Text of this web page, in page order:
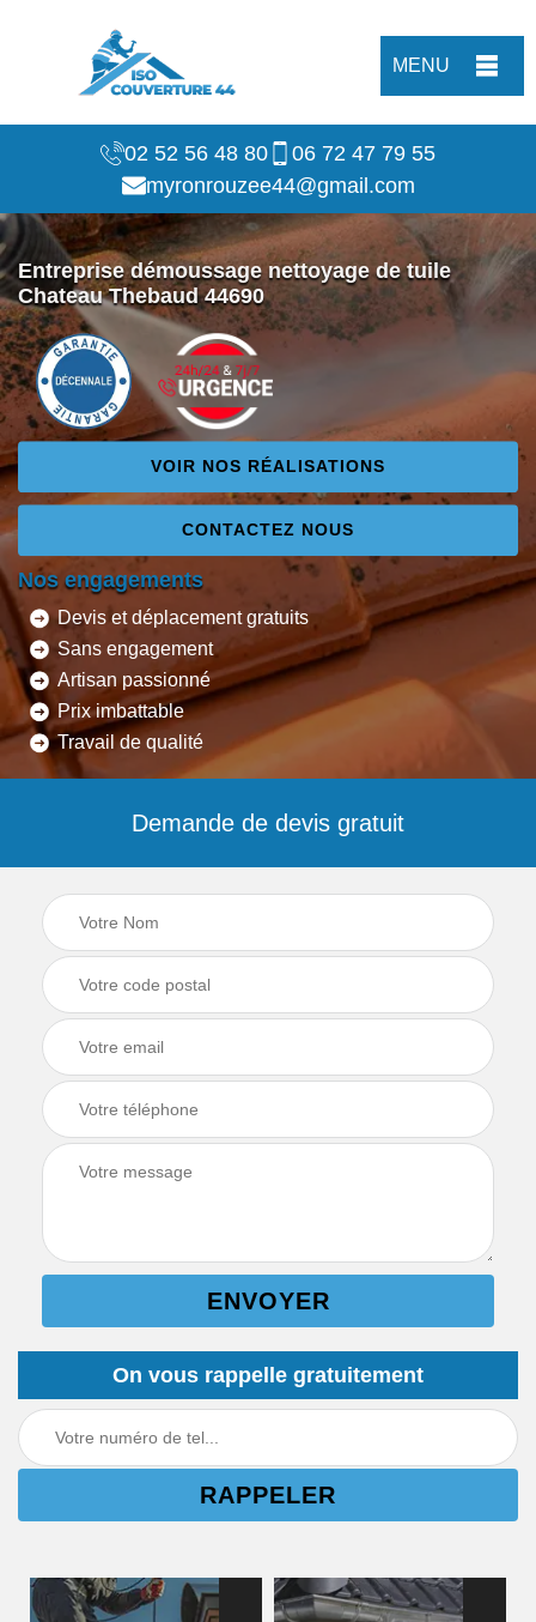
MENU
02 52 56 48 80
06 72 47 79 55
myronrouzee44@gmail.com
Entreprise démoussage nettoyage de tuile
Chateau Thebaud 44690
VOIR NOS RÉALISATIONS
CONTACTEZ NOUS
Nos engagements
Devis et déplacement gratuits
Sans engagement
Artisan passionné
Prix imbattable
Travail de qualité
Demande de devis gratuit
On vous rappelle gratuitement